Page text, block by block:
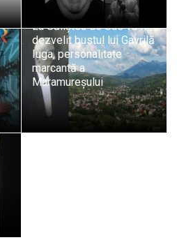
La Săliștea de Sus va fi
dezvelit bustul lui Gavrilă
Iuga, personalitate
marcantă a
Maramureșului